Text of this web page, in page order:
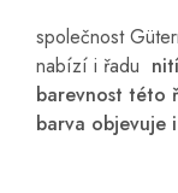
společnost
nabízí i řadu
barevnost této
barva objevuje